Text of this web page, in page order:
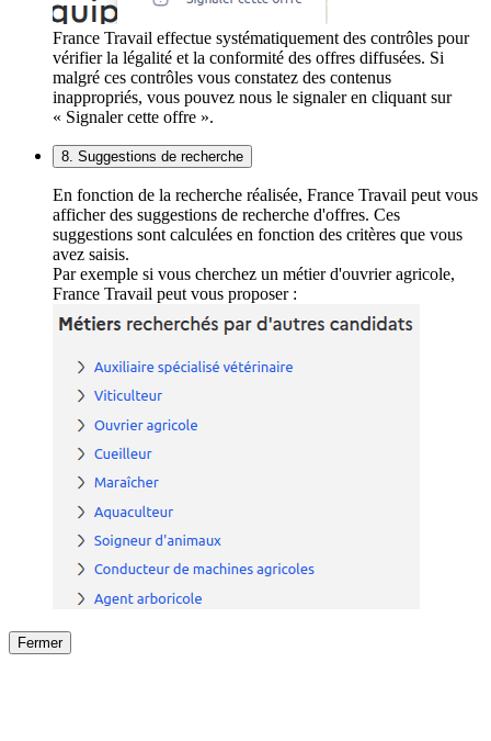
France Travail effectue systématiquement des contrôles pour
vérifier la légalité et la conformité des offres diffusées. Si
malgré ces contrôles vous constatez des contenus
inappropriés, vous pouvez nous le signaler en cliquant sur
« Signaler cette offre ».
8. Suggestions de recherche
En fonction de la recherche réalisée, France Travail peut vous
afficher des suggestions de recherche d'offres. Ces
suggestions sont calculées en fonction des critères que vous
avez saisis.
Par exemple si vous cherchez un métier d'ouvrier agricole,
France Travail peut vous proposer :
Fermer